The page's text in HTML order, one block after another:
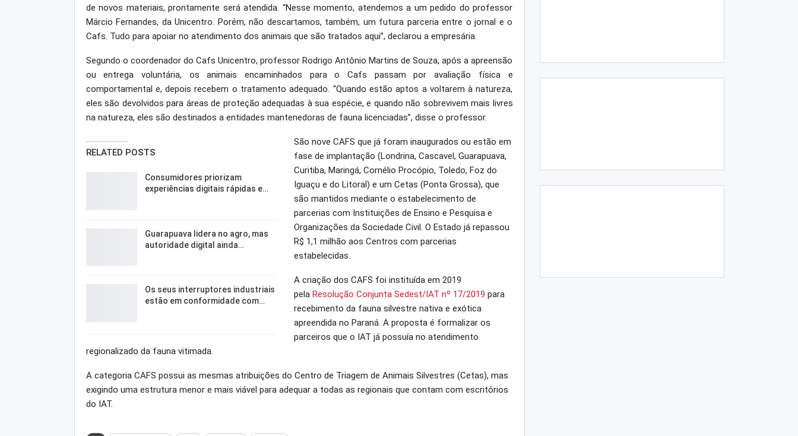
de novos materiais, prontamente será atendida. “Nesse momento, atendemos a um pedido do professor
Márcio Fernandes, da Unicentro. Porém, não descartamos, também, um futura parceria entre o jornal e o
Cafs. Tudo para apoiar no atendimento dos animais que são tratados aqui”, declarou a empresária.
Segundo o coordenador do Cafs Unicentro, professor Rodrigo Antônio Martins de Souza, após a apreensão
ou entrega voluntária, os animais encaminhados para o Cafs passam por avaliação física e
comportamental e, depois recebem o tratamento adequado. “Quando estão aptos a voltarem à natureza,
eles são devolvidos para áreas de proteção adequadas à sua espécie, e quando não sobrevivem mais livres
na natureza, eles são destinados a entidades mantenedoras de fauna licenciadas”, disse o professor.
RELATED POSTS
Consumidores priorizam
experiências digitais rápidas e…
Guarapuava lidera no agro, mas
autoridade digital ainda…
Os seus interruptores industriais
estão em conformidade com…
São nove CAFS que já foram inaugurados ou estão em
fase de implantação (Londrina, Cascavel, Guarapuava,
Curitiba, Maringá, Cornélio Procópio, Toledo, Foz do
Iguaçu e do Litoral) e um Cetas (Ponta Grossa), que
são mantidos mediante o estabelecimento de
parcerias com Instituições de Ensino e Pesquisa e
Organizações da Sociedade Civil. O Estado já repassou
R$ 1,1 milhão aos Centros com parcerias
estabelecidas.
A criação dos CAFS foi instituída em 2019
pela Resolução Conjunta Sedest/IAT nº 17/2019 para
recebimento da fauna silvestre nativa e exótica
apreendida no Paraná. A proposta é formalizar os
parceiros que o IAT já possuía no atendimento
regionalizado da fauna vitimada.
A categoria CAFS possui as mesmas atribuições do Centro de Triagem de Animais Silvestres (Cetas), mas
exigindo uma estrutura menor e mais viável para adequar a todas as regionais que contam com escritórios
do IAT.